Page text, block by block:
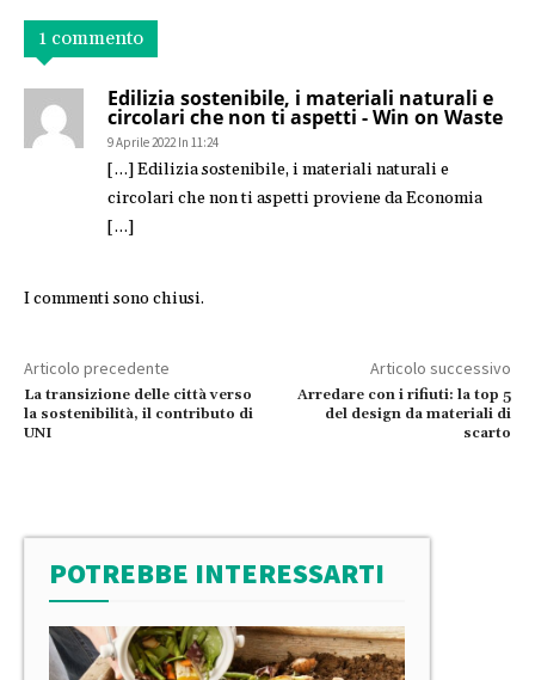
1 commento
Edilizia sostenibile, i materiali naturali e
circolari che non ti aspetti - Win on Waste
9 Aprile 2022 In 11:24
[…] Edilizia sostenibile, i materiali naturali e
circolari che non ti aspetti proviene da Economia
[…]
I commenti sono chiusi.
Articolo precedente
La transizione delle città verso
la sostenibilità, il contributo di
UNI
Articolo successivo
Arredare con i rifiuti: la top 5
del design da materiali di
scarto
POTREBBE INTERESSARTI